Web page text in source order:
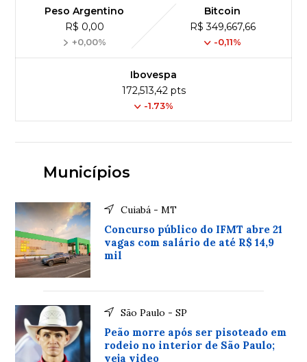
Peso Argentino
R$ 0,00
+0,00%
Bitcoin
R$ 349,667,66
-0,11%
Ibovespa
172,513,42 pts
-1.73%
Municípios
Cuiabá - MT
Concurso público do IFMT abre 21
vagas com salário de até R$ 14,9
mil
São Paulo - SP
Peão morre após ser pisoteado em
rodeio no interior de São Paulo;
veja video